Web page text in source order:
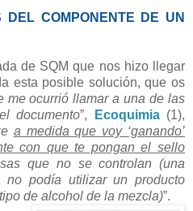
COMPONENTE DE UN
de SQM que nos hizo llegar
esta posible solución, que os
me ocurrió llamar a una de las
documento”, Ecoquimia(1),
a medida que voy ‘ganando’
con que te pongan el sello
que no se controlan (una
podía utilizar un producto
de alcohol de la mezcla)”.